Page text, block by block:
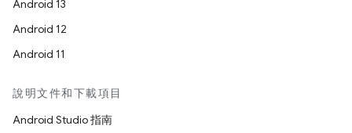
Android 13
Android 12
Android 11
說明文件和下載項目
Android Studio 指南